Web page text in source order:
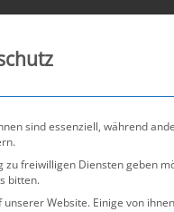
sind essenziell, während
zu freiwilligen Diensten geben
bitten.
Website. Einige von